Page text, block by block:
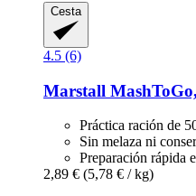
Cesta
4.5 (6)
Marstall
Práctica ración de
Sin melaza ni
Preparación rápida
2,89 € (5,78 € / kg)